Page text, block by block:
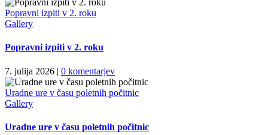
Popravni izpiti v 2. roku
Gallery
Popravni izpiti v 2. roku
7. julija 2026 | 0 komentarjev
Uradne ure v času poletnih počitnic
Gallery
Uradne ure v času poletnih počitnic